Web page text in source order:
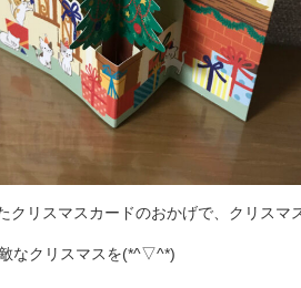
クリスマスカードのおかげで、クリスマ
なクリスマスを(*^▽^*)